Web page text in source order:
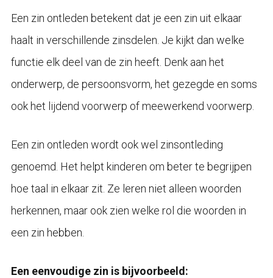
Een zin ontleden betekent dat je een zin uit elkaar
haalt in verschillende zinsdelen. Je kijkt dan welke
functie elk deel van de zin heeft. Denk aan het
onderwerp, de persoonsvorm, het gezegde en soms
ook het lijdend voorwerp of meewerkend voorwerp.
Een zin ontleden wordt ook wel zinsontleding
genoemd. Het helpt kinderen om beter te begrijpen
hoe taal in elkaar zit. Ze leren niet alleen woorden
herkennen, maar ook zien welke rol die woorden in
een zin hebben.
Een eenvoudige zin is bijvoorbeeld: